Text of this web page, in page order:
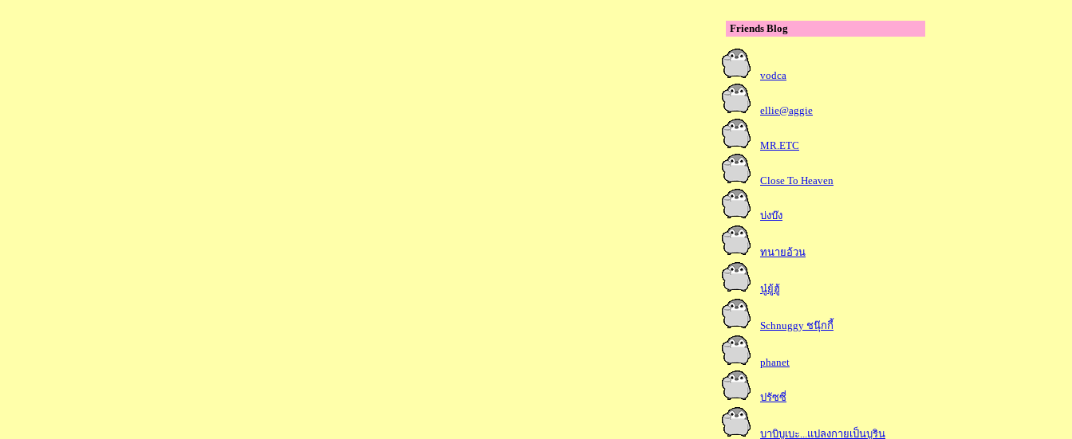
Friends Blog
vodca
ellie@aggie
MR.ETC
Close To Heaven
บ่งบ๊ง
ทนายอ้วน
นู๋ยู้ฮู้
Schnuggy ชนุ๊กกี้
phanet
ปรัซซี่
บาบิบูเบะ...แปลงกายเป็นบูริน